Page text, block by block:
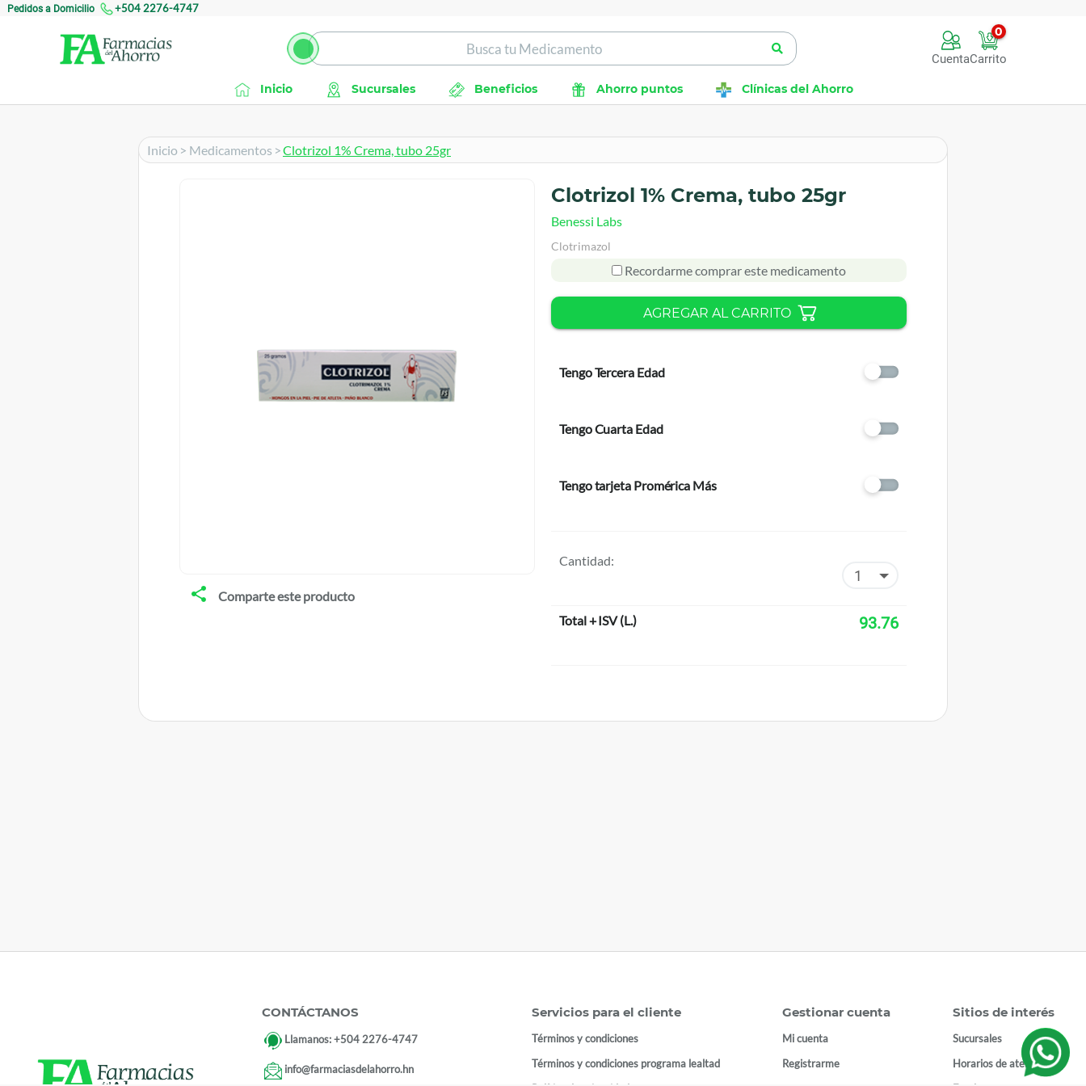
Pedidos a Domicilio +504 2276-4747
Cuenta
0
Carrito
Inicio Sucursales Beneficios Ahorro puntos Clínicas del Ahorro
Inicio > Medicamentos >Clotrizol 1% Crema, tubo 25gr
Comparte este producto
Clotrizol 1% Crema, tubo 25gr
Benessi Labs
Clotrimazol
Recordarme comprar este medicamento
AGREGAR AL CARRITO
Tengo Tercera Edad
Tengo Cuarta Edad
Tengo tarjeta Promérica Más
Cantidad:
Total + ISV(L.) 93.76
CONTÁCTANOS
Llamanos:+504 2276-4747
info@farmaciasdelahorro.hn
Servicios para el cliente
Términos y condiciones
Términos y condiciones programa lealtad
Gestionar cuenta
Mi cuenta
Registrarme
Sitios de interés
Sucursales
Horarios de atención